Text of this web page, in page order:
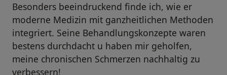
Besonders beeindruckend finde ich, wie er
moderne Medizin mit ganzheitlichen Methoden
integriert. Seine Behandlungskonzepte waren
bestens durchdacht u haben mir geholfen,
meine chronischen Schmerzen nachhaltig zu
verbessern!